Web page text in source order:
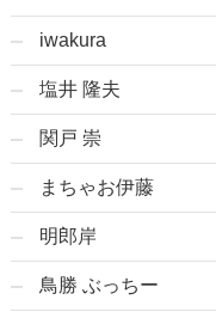
iwakura
塩井 隆夫
関戸 崇
まちゃお伊藤
明郎岸
鳥勝 ぶっちー